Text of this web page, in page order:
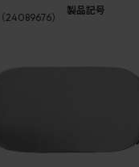
（24089676）
製品記号